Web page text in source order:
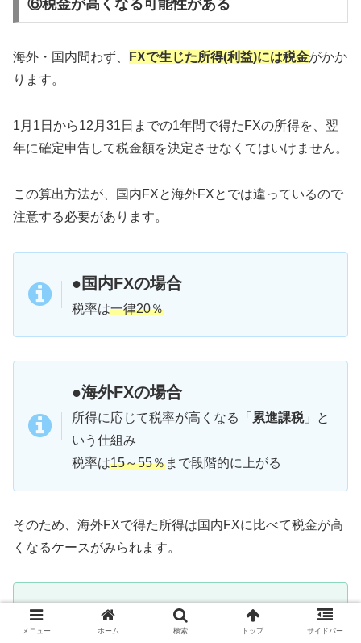
⑥税金が高くなる可能性がある
海外・国内問わず、 FXで生じた所得(利益)には税金がかか
ります。
1月1日から12月31日までの1年間で得たFXの所得を、翌
年に確定申告して税金額を決定させなくてはいけません。
この算出方法が、国内FXと海外FXとでは違っているので
注意する必要があります。
●国内FXの場合
税率は一律20％
●海外FXの場合
所得に応じて税率が高くなる「 累進課税」と
いう仕組み
税率は15～55％まで段階的に上がる
そのため、海外FXで得た所得は国内FXに比べて税金が高
くなるケースがみられます。
【対策】
メニュー ホーム 検索 トップ サイドバー